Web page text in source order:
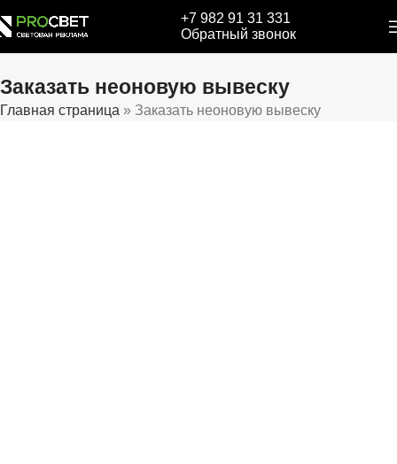
+7 982 91 31 331
Обратный звонок
Заказать неоновую вывеску
Главная страница » Заказать неоновую вывеску